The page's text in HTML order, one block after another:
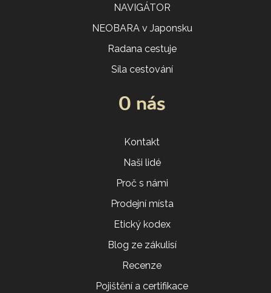
NAVIGÁTOR
NEOBARA v Japonsku
Radana cestuje
Síla cestování
O nás
Kontakt
Naši lidé
Proč s námi
Prodejní místa
Etický kodex
Blog ze zákulisí
Recenze
Pojištění a certifikace